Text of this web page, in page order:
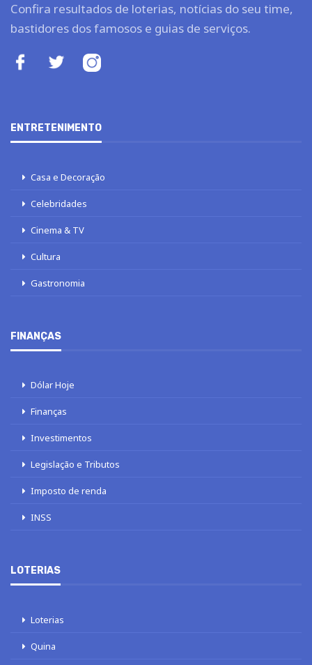
Confira resultados de loterias, notícias do seu time,
bastidores dos famosos e guias de serviços.
ENTRETENIMENTO
Casa e Decoração
Celebridades
Cinema & TV
Cultura
Gastronomia
FINANÇAS
Dólar Hoje
Finanças
Investimentos
Legislação e Tributos
Imposto de renda
INSS
LOTERIAS
Loterias
Quina